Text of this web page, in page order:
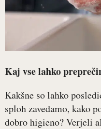
Kaj vse lahko
Kakšne so lahko
sploh zavedamo, kako
dobro higieno? Verjeli